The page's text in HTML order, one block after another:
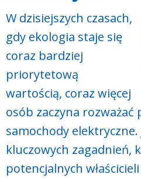
W dzisiejszych czasach,
gdy ekologia staje się
coraz bardziej
priorytetową
wartością, coraz więcej
osób zaczyna rozważać
samochody elektryczne.
kluczowych zagadnień,
potencjalnych